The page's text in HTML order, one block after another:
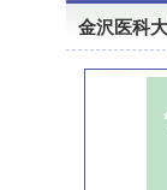
金沢医科